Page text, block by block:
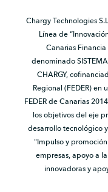
Chargy Technologies
Línea de
Canarias
denominado SISTEMA
CHARGY,
Regional (FEDER) en
FEDER de Canarias
los objetivos del eje
desarrollo tecnológico
"Impulso y
empresas, apoyo a
innovadoras y